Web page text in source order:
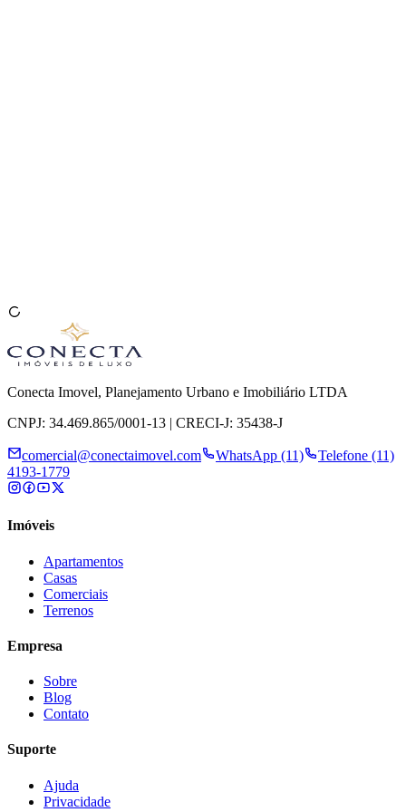
Conecta Imovel, Planejamento Urbano e Imobiliário LTDA
CNPJ: 34.469.865/0001-13 | CRECI-J: 35438-J
comercial@conectaimovel.com WhatsApp (11)
Telefone (11)
4193-1779
Imóveis
Apartamentos
Casas
Comerciais
Terrenos
Empresa
Sobre
Blog
Contato
Suporte
Ajuda
Privacidade